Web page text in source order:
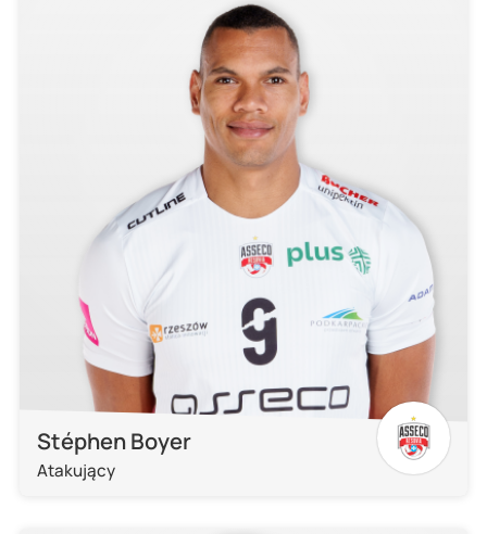
Stéphen Boyer
Atakujący